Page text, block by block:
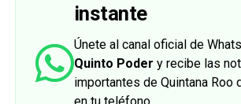
instante
Únete al canal oficial de
Quinto Poder y recibe las
importantes de Quintana Roo
en tu teléfono.